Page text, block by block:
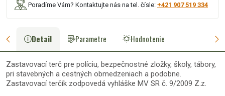
Poradíme Vám? Kontaktujte nás na tel. čísle: +421 907 519 334
Detail Parametre Hodnotenie
Zastavovací terč pre políciu, bezpečnostné zložky, školy, tábory,
pri stavebných a cestných obmedzeniach a podobne.
Zastavovací terčík zodpovedá vyhláške MV SR č. 9/2009 Z.z.